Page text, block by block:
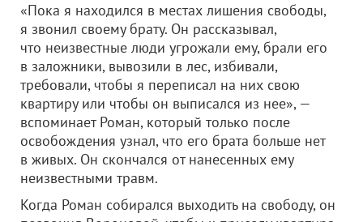
«Пока я находился в местах лишения свободы,
я звонил своему брату. Он рассказывал,
что неизвестные люди угрожали ему, брали его
в заложники, вывозили в лес, избивали,
требовали, чтобы я переписал на них свою
квартиру или чтобы он выписался из нее», —
вспоминает Роман, который только после
освобождения узнал, что его брата больше нет
в живых. Он скончался от нанесенных ему
неизвестными травм.
Когда Роман собирался выходить на свободу, он